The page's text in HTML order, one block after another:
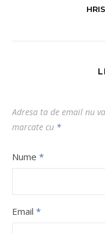
Adresa ta de email nu
marcate cu *
Nume *
Email *